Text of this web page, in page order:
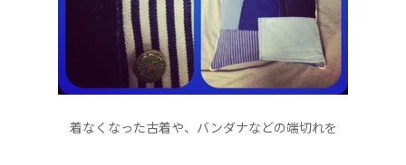
着なくなった古着や、バンダナなどの端切れを